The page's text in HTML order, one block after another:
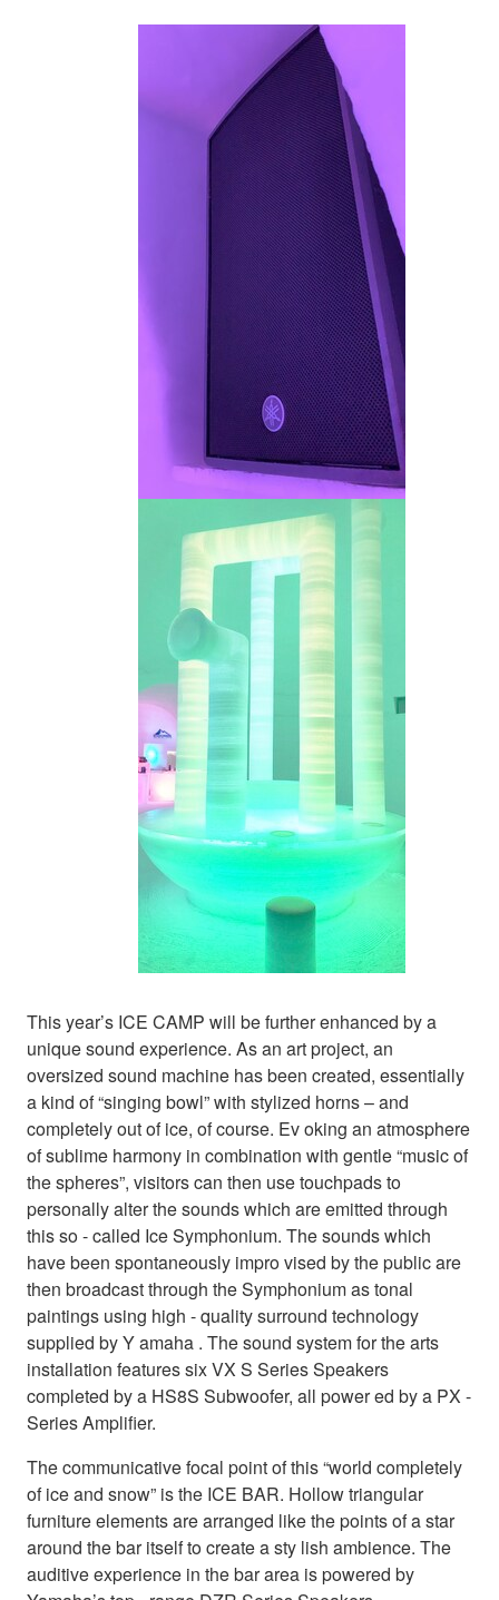
This year’s ICE CAMP will be further enhanced by a
unique sound experience. As an art project, an
oversized sound machine has been created, essentially
a kind of “singing bowl” with stylized horns – and
completely out of ice, of course. Ev oking an atmosphere
of sublime harmony in combination with gentle “music of
the spheres”, visitors can then use touchpads to
personally alter the sounds which are emitted through
this so - called Ice Symphonium. The sounds which
have been spontaneously impro vised by the public are
then broadcast through the Symphonium as tonal
paintings using high - quality surround technology
supplied by Y amaha . The sound system for the arts
installation features six VX S Series Speakers
completed by a HS8S Subwoofer, all power ed by a PX -
Series Amplifier.
The communicative focal point of this “world completely
of ice and snow” is the ICE BAR. Hollow triangular
furniture elements are arranged like the points of a star
around the bar itself to create a sty lish ambience. The
auditive experience in the bar area is powered by